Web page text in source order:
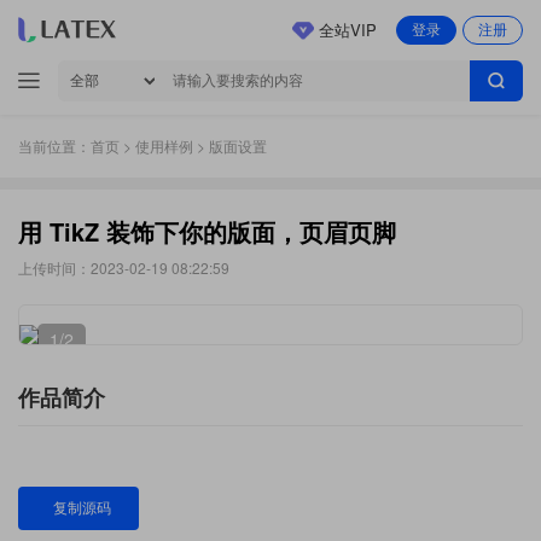
登录 注册
全站VIP
当前位置： 首页 > 使用样例 > 版面设置
用 TikZ 装饰下你的版面，页眉页脚
上传时间：2023-02-19 08:22:59
1/2
作品简介
复制源码